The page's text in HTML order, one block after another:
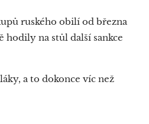
ruského obilí od března
hodily na stůl další sankce
a to dokonce víc než